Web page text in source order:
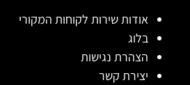
אודות שירות לקוחות המקורי
בלוג
הצהרת נגישות
יצירת קשר